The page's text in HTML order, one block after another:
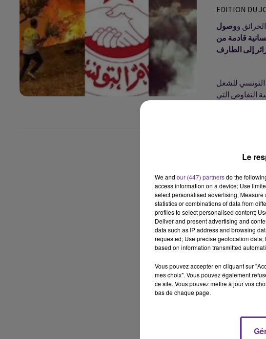
EDITION DU
ووصول
قادمة من
التونسي للشغل
التفاوض التي
عدة قتلى
الجوية...
أول محادثات
ثغرة أمنية
عن عوامل خطر
Le
We and our (447) partnersdo the
access information on a device; Use
select personalised advertising;
statistics or combinations of data from
profiles to select personalised content;
Deliver and present advertising and
data such as IP address and browsing
requested; Use precise geolocation
based on information transmitted
Vous pouvez accepter en cliquant sur
mes choix". Vous pouvez également
ce site. Vous pouvez mettre à jour vos
bas de chaque page.